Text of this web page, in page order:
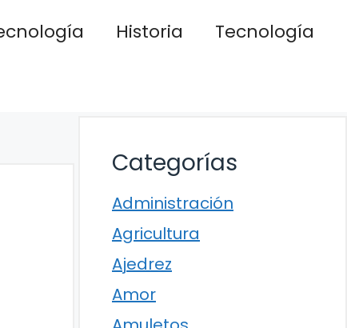
Historia
Tecnología
Categorías
Administración
Agricultura
Ajedrez
Amor